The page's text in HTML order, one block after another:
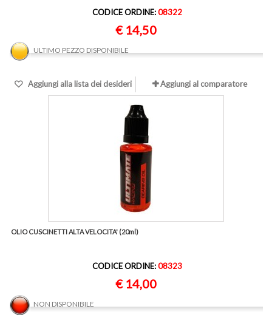
CODICE ORDINE:08322
€ 14,50
ULTIMO PEZZO DISPONIBILE
Aggiungi alla lista dei desideri Aggiungi al comparatore
OLIO CUSCINETTI ALTA VELOCITA' (20ml)
CODICE ORDINE:08323
€ 14,00
NON DISPONIBILE